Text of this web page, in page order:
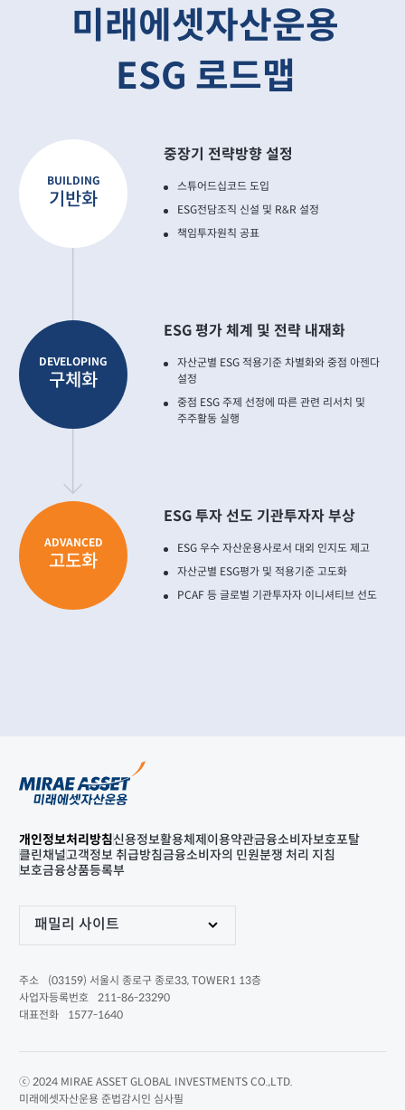
미래에셋자산운용
ESG 로드맵
BUILDING
기반화
중장기 전략방향 설정
스튜어드십코드 도입
ESG전담조직 신설 및 R&R 설정
책임투자원칙 공표
DEVELOPING
구체화
ESG 평가 체계 및 전략 내재화
자산군별 ESG 적용기준 차별화와 중점 아젠다
설정
중점 ESG 주제 선정에 따른 관련 리서치 및
주주활동 실행
ADVANCED
고도화
ESG 투자 선도 기관투자자 부상
ESG 우수 자산운용사로서 대외 인지도 제고
자산군별 ESG평가 및 적용기준 고도화
PCAF 등 글로벌 기관투자자 이니셔티브 선도
개인정보처리방침신용정보활용체제 이용약관금융소비자보호포탈
클린채널고객정보 취급방침금융소비자의 민원분쟁 처리 지침
보호금융상품등록부
패밀리 사이트
주소
(03159) 서울시 종로구 종로33, TOWER1 13층
사업자등록번호
211-86-23290
대표전화
1577-1640
ⓒ 2024 MIRAE ASSET GLOBAL INVESTMENTS CO.,LTD.
미래에셋자산운용 준법감시인 심사필